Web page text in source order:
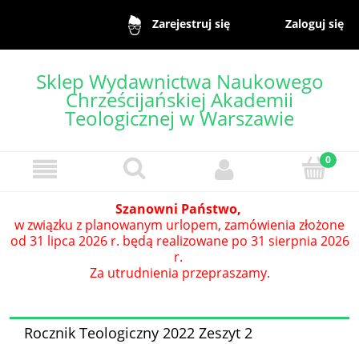
Zarejestruj się Zaloguj się
Sklep Wydawnictwa Naukowego
Chrześcijańskiej Akademii
Teologicznej w Warszawie
Szanowni Państwo,
w związku z planowanym urlopem, zamówienia złożone
od 31 lipca 2026 r. będą realizowane po 31 sierpnia 2026
r.
Za utrudnienia przepraszamy.
Rocznik Teologiczny 2022 Zeszyt 2